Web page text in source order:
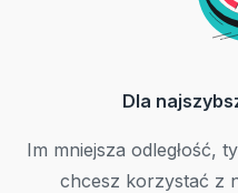
Dla
Im mniejsza odległość,
chcesz korzystać z